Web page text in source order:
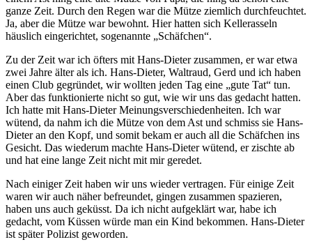
ganze Zeit. Durch den Regen war die Mütze ziemlich durchfeuchtet.
Ja, aber die Mütze war bewohnt. Hier hatten sich Kellerasseln
häuslich eingerichtet, sogenannte
Schäfchen .
Zu der Zeit war ich öfters mit Hans-Dieter zusammen, er war etwa
zwei Jahre älter als ich. Hans-Dieter, Waltraud, Gerd und ich haben
einen Club gegründet, wir wollten jeden Tag eine
gute Tat
tun.
Aber das funktionierte nicht so gut, wie wir uns das gedacht hatten.
Ich hatte mit Hans-Dieter Meinungsverschiedenheiten. Ich war
wütend, da nahm ich die Mütze von dem Ast und schmiss sie Hans-
Dieter an den Kopf, und somit bekam er auch all die Schäfchen ins
Gesicht. Das wiederum machte Hans-Dieter wütend, er zischte ab
und hat eine lange Zeit nicht mit mir geredet.
Nach einiger Zeit haben wir uns wieder vertragen. Für einige Zeit
waren wir auch näher befreundet, gingen zusammen spazieren,
haben uns auch geküsst. Da ich nicht aufgeklärt war, habe ich
gedacht, vom Küssen würde man ein Kind bekommen. Hans-Dieter
ist später Polizist geworden.